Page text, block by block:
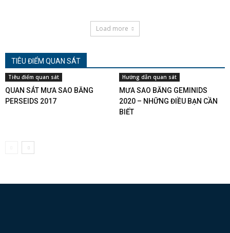
Load more
TIÊU ĐIỂM QUAN SÁT
Tiêu điểm quan sát
QUAN SÁT MƯA SAO BĂNG
PERSEIDS 2017
Hướng dẫn quan sát
MƯA SAO BĂNG GEMINIDS
2020 – NHỮNG ĐIỀU BẠN CẦN
BIẾT